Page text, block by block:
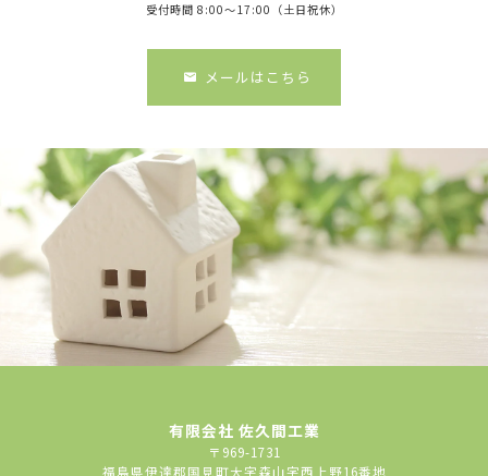
受付時間 8:00～17:00（土日祝休）
メールはこちら
有限会社 佐久間工業
〒969-1731
福島県伊達郡国見町大字森山字西上野16番地